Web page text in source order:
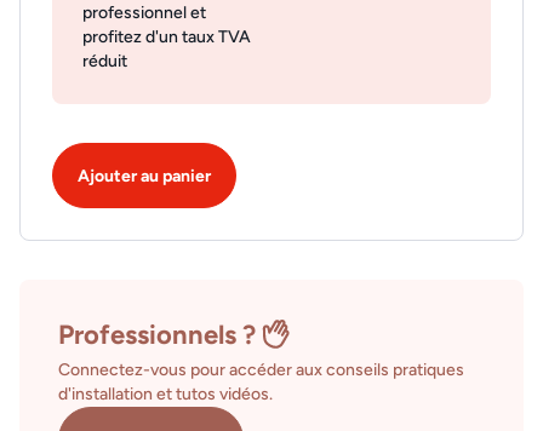
professionnel et
profitez d'un taux TVA
réduit
Ajouter au panier
Professionnels ?
Connectez-vous pour accéder aux conseils pratiques
d'installation et tutos vidéos.